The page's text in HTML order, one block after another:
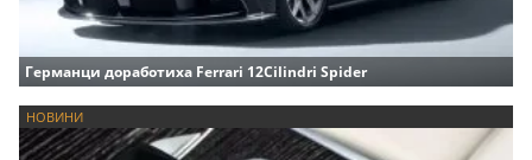
Германци доработиха Ferrari 12Cilindri Spider
НОВИНИ